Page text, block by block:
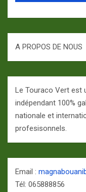
A PROPOS DE NOUS
Le Touraco Vert est
indépendant 100%
nationale et
profesisonnels.
Email :
Tél: 065888856